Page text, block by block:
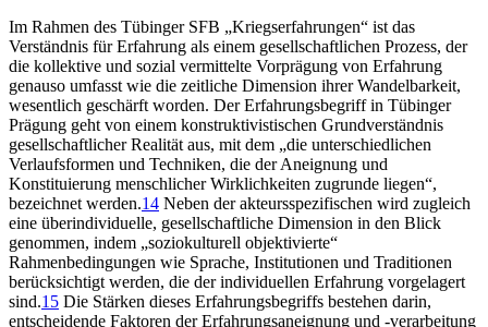
Im Rahmen des Tübinger SFB „Kriegserfahrungen“ ist das
Verständnis für Erfahrung als einem gesellschaftlichen Prozess, der
die kollektive und sozial vermittelte Vorprägung von Erfahrung
genauso umfasst wie die zeitliche Dimension ihrer Wandelbarkeit,
wesentlich geschärft worden. Der Erfahrungsbegriff in Tübinger
Prägung geht von einem konstruktivistischen Grundverständnis
gesellschaftlicher Realität aus, mit dem „die unterschiedlichen
Verlaufsformen und Techniken, die der Aneignung und
Konstituierung menschlicher Wirklichkeiten zugrunde liegen“,
bezeichnet werden.14 Neben der akteursspezifischen wird zugleich
eine überindividuelle, gesellschaftliche Dimension in den Blick
genommen, indem „soziokulturell objektivierte“
Rahmenbedingungen wie Sprache, Institutionen und Traditionen
berücksichtigt werden, die der individuellen Erfahrung vorgelagert
sind.15 Die Stärken dieses Erfahrungsbegriffs bestehen darin,
entscheidende Faktoren der Erfahrungsaneignung und -verarbeitung